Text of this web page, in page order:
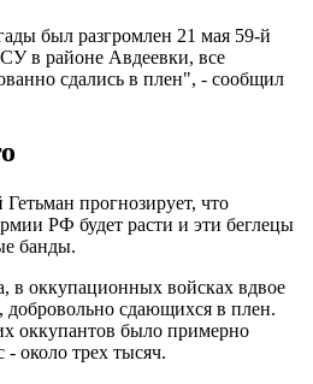
был разгромлен 21 мая 59-й
в районе Авдеевки, все
сдались в плен", - сообщил
прогнозирует, что
РФ будет расти и эти беглецы
банды.
в оккупационных войсках вдвое
добровольно сдающихся в плен.
оккупантов было примерно
- около трех тысяч.